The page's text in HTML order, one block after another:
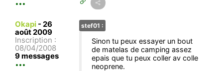
Okapi - 26
août 2009
Inscription :
08/04/2008
9 messages
stef01 :
Sinon tu peux essayer un bout
de matelas de camping assez
epais que tu peux coller av colle
neoprene.